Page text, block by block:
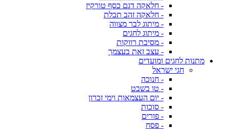
- חלאקה דגם כסף טורקיז
- חלאקה זהב תכלת
- מיתוג לבר מצווה
- מיתוג לחגים
- מסיבת רווקות
- עצב זאת בעצמך
מתנות לחגים ומועדים
חגי ישראל
- חנוכה
- טו בשבט
- יום העצמאות וימי זכרון
- סוכות
- פורים
- פסח